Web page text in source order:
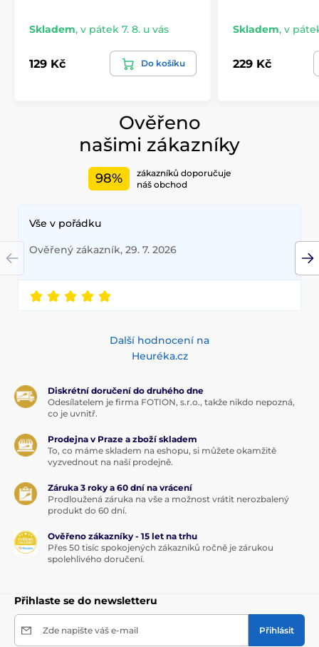
Skladem, v pátek 7. 8. u vás
129 Kč Do košíku
Skladem, v
229 Kč
Ověřeno
našimi zákazníky
98%
zákazníků doporučuje
náš obchod
Vše v pořádku
Ověřený zákazník, 29. 7. 2026
Další hodnocení na
Heuréka.cz
Diskrétní doručení do druhého dne
Odesílatelem je firma FOTION, s.r.o., takže nikdo nepozná,
co je uvnitř.
Prodejna v Praze a zboží skladem
To, co máme skladem na eshopu, si můžete okamžitě
vyzvednout na naší prodejně.
Záruka 3 roky a 60 dní na vrácení
Prodloužená záruka na vše a možnost vrátit nerozbalený
produkt do 60 dní.
Ověřeno zákazníky - 15 let na trhu
Přes 50 tisíc spokojených zákazníků ročně je zárukou
spolehlivého doručení.
Přihlaste se do newsletteru
Zde napište váš e-mail Přihlásit